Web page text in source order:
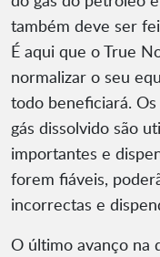
também deve ser
É aqui que o True
normalizar o seu
todo beneficiará.
gás dissolvido são
importantes e
forem fiáveis,
incorrectas e
O último avanço na